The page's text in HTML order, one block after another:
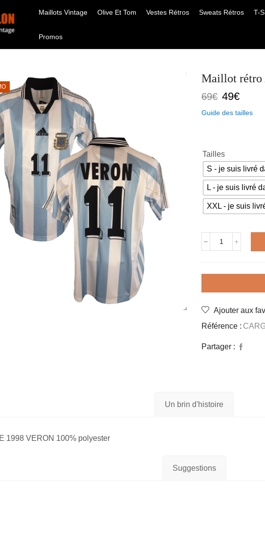
Maillots Vintage Olive Et Tom Vestes Rétros Sweats Rétros T-
Promos
Maillot rétro
69€ Le
initial
49€Le
actuel
Guide des tailles
Tailles
S - je suis livré
L - je suis livré
XXL - je suis
quantité
rétro
1998
Ajouter aux
Référence :
Partager :
Un brin d'histoire
1998 VERON 100% polyester
Suggestions